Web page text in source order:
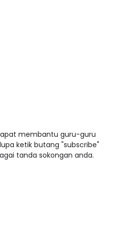
membantu guru-guru
ketik butang "subscribe"
tanda sokongan anda.